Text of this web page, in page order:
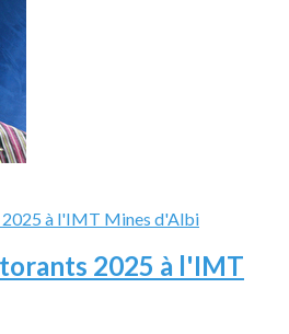
2025 à l'IMT